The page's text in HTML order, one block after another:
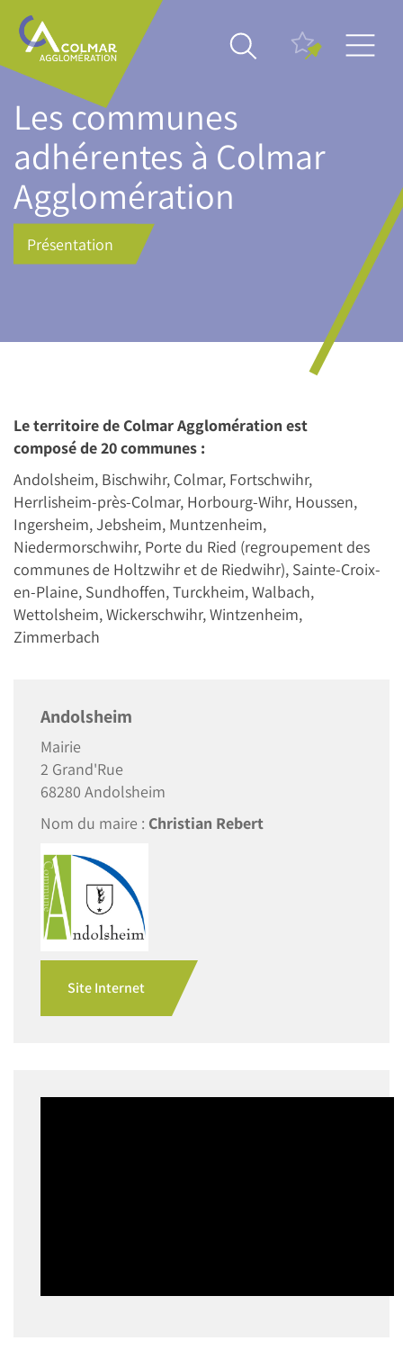
Aller
contenu
principal
Main
navigation
Les communes
adhérentes à Colmar
Agglomération
Présentation
Le territoire de Colmar Agglomération est
composé de 20 communes :
Andolsheim, Bischwihr, Colmar, Fortschwihr,
Herrlisheim-près-Colmar, Horbourg-Wihr, Houssen,
Ingersheim, Jebsheim, Muntzenheim,
Niedermorschwihr, Porte du Ried (regroupement des
communes de Holtzwihr et de Riedwihr), Sainte-Croix-
en-Plaine, Sundhoffen, Turckheim, Walbach,
Wettolsheim, Wickerschwihr, Wintzenheim,
Zimmerbach
Andolsheim
Mairie
2 Grand'Rue
68280 Andolsheim
Nom du maire : Christian Rebert
Site Internet